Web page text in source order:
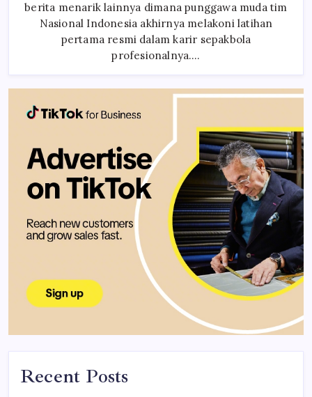
berita menarik lainnya dimana punggawa muda tim
Nasional Indonesia akhirnya melakoni latihan
pertama resmi dalam karir sepakbola
profesionalnya.…
Recent Posts